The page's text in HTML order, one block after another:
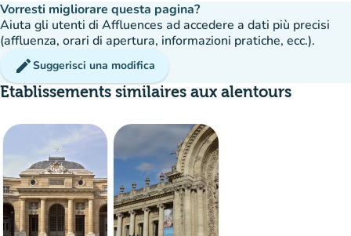
Vorresti migliorare questa pagina?
Aiuta gli utenti di Affluences ad accedere a dati più precisi
(affluenza, orari di apertura, informazioni pratiche, ecc.).
editSuggerisci una modifica
Etablissements similaires aux alentours